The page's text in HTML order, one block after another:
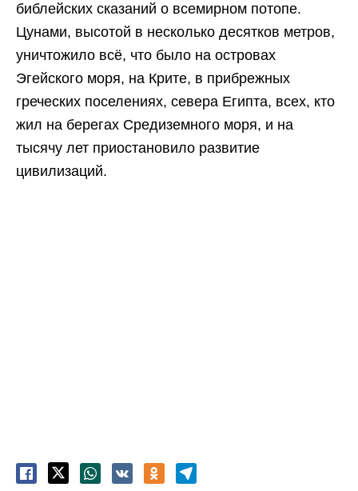
библейских сказаний о всемирном потопе.
Цунами, высотой в несколько десятков метров,
уничтожило всё, что было на островах
Эгейского моря, на Крите, в прибрежных
греческих поселениях, севера Египта, всех, кто
жил на берегах Средиземного моря, и на
тысячу лет приостановило развитие
цивилизаций.